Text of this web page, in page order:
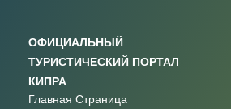
ОФИЦИАЛЬНЫЙ
ТУРИСТИЧЕСКИЙ ПОРТАЛ
КИПРА
Главная Страница